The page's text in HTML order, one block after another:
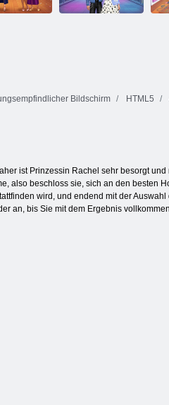
Bildschirm HTML5
ist Prinzessin Rachel sehr besorgt
also beschloss sie, sich an den besten
wird, und endend mit der Auswahl
an, bis Sie mit dem Ergebnis